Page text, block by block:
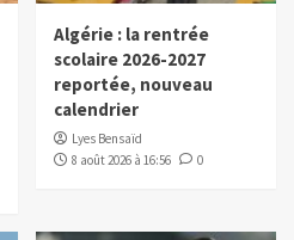
Algérie : la rentrée
scolaire 2026-2027
reportée, nouveau
calendrier
Lyes Bensaïd
8 août 2026 à 16:56
0